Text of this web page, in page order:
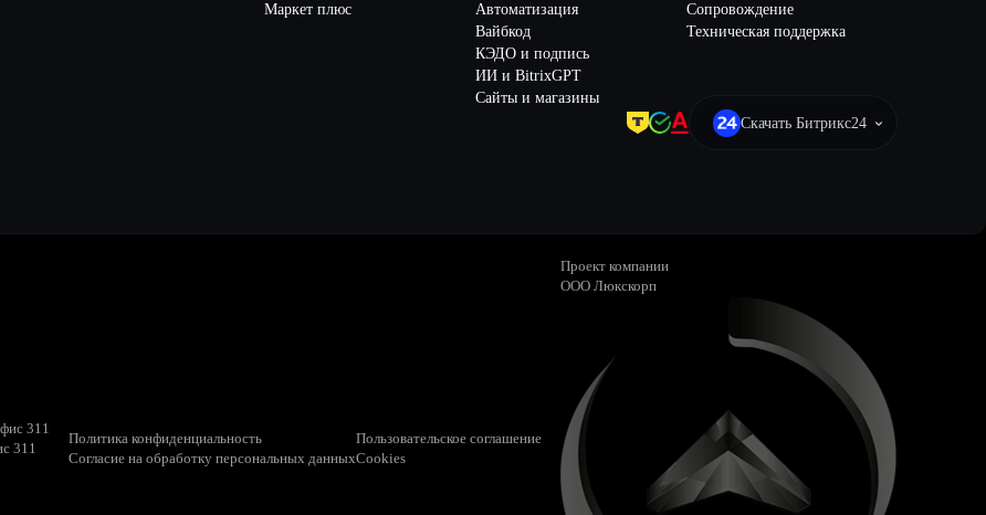
Маркет плюс
Автоматизация
Вайбкод
КЭДО и подпись
ИИ и BitrixGPT
Сайты и магазины
Сопровождение
Техническая поддержка
Скачать Битрикс24
311
311
Политика конфиденциальность
Согласие на обработку персональных данных
Пользовательское соглашение
Cookies
Проект компании
ООО Люкскорп